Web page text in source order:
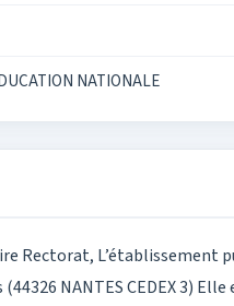
NATIONALE
Rectorat, L’établissement
NANTES CEDEX 3)